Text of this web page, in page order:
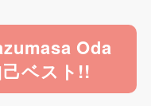
Oda
ベスト!!